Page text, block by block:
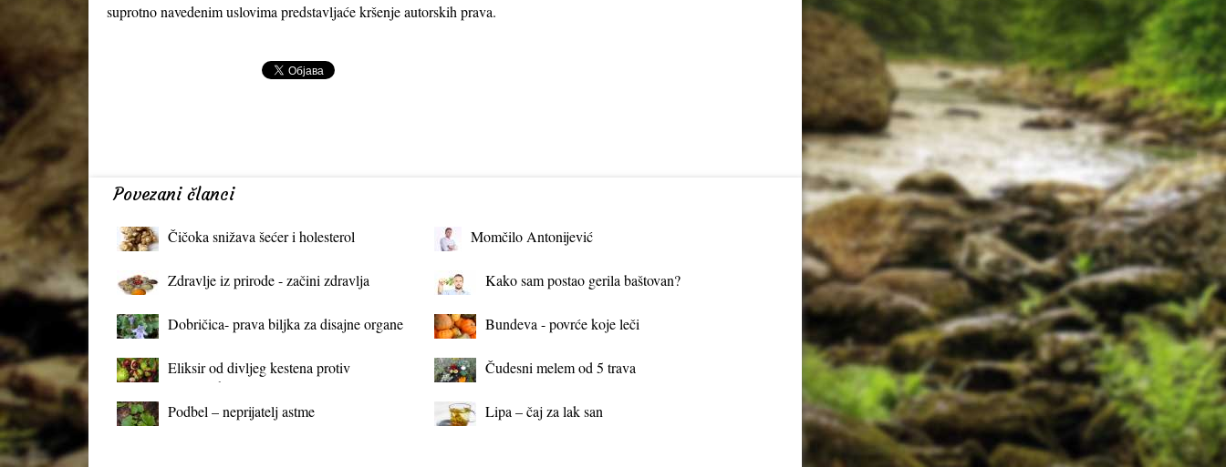
suprotno navedenim uslovima predstavljaće kršenje autorskih prava.
Povezani članci
Čičoka snižava šećer i holesterol Momčilo Antonijević
Zdravlje iz prirode - začini zdravlja Kako sam postao gerila baštovan?
Dobričica- prava biljka za disajne organe Bundeva - povrće koje leči
Eliksir od divljeg kestena protiv
proširenih vena
Čudesni melem od 5 trava
Podbel – neprijatelj astme Lipa – čaj za lak san